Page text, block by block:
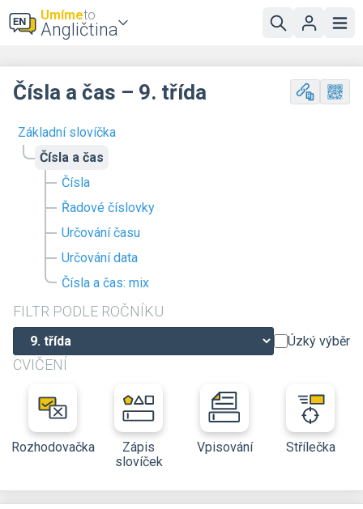
Umímeto
Angličtina
Základní slovíčka
Čísla a čas
Čísla
Řadové číslovky
Určování času
Určování data
Čísla a čas: mix
FILTR PODLE ROČNÍKU
Úzký výběr
CVIČENÍ
Rozhodovačka
Zápis
slovíček
Vpisování Střílečka
Čísla a čas – 9. třída